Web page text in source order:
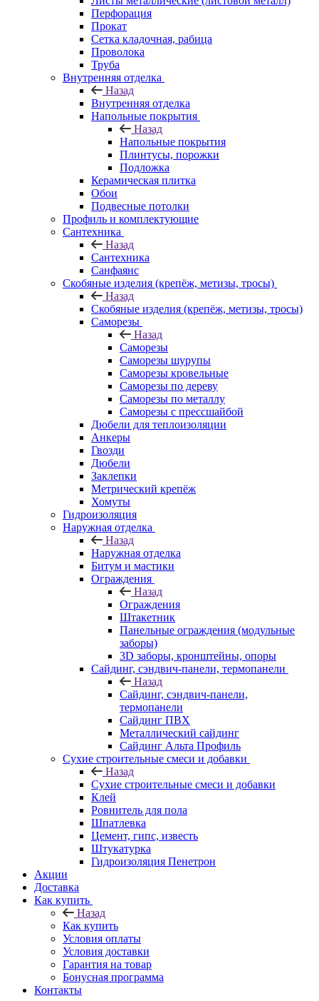
Перфорация
Прокат
Сетка кладочная, рабица
Проволока
Труба
Внутренняя отделка
Назад
Внутренняя отделка
Напольные покрытия
Назад
Напольные покрытия
Плинтусы, порожки
Подложка
Керамическая плитка
Обои
Подвесные потолки
Профиль и комплектующие
Сантехника
Назад
Сантехника
Санфаянс
Скобяные изделия (крепёж, метизы, тросы)
Назад
Скобяные изделия (крепёж, метизы, тросы)
Саморезы
Назад
Саморезы
Саморезы шурупы
Саморезы кровельные
Саморезы по дереву
Саморезы по металлу
Саморезы с прессшайбой
Дюбели для теплоизоляции
Анкеры
Гвозди
Дюбели
Заклепки
Метрический крепёж
Хомуты
Гидроизоляция
Наружная отделка
Назад
Наружная отделка
Битум и мастики
Ограждения
Назад
Ограждения
Штакетник
Панельные ограждения (модульные
заборы)
3D заборы, кронштейны, опоры
Cайдинг, сэндвич-панели, термопанели
Назад
Cайдинг, сэндвич-панели,
термопанели
Сайдинг ПВХ
Металлический сайдинг
Сайдинг Альта Профиль
Сухие строительные смеси и добавки
Назад
Сухие строительные смеси и добавки
Клей
Ровнитель для пола
Шпатлевка
Цемент, гипс, известь
Штукатурка
Гидроизоляция Пенетрон
Акции
Доставка
Как купить
Назад
Как купить
Условия оплаты
Условия доставки
Гарантия на товар
Бонусная программа
Контакты